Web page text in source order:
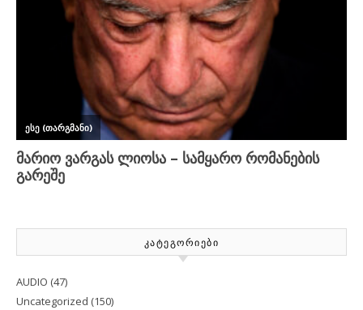
ᲙᲐᲢᲔᲒᲝᲠᲘᲔᲑᲘ
AUDIO (47)
Uncategorized (150)